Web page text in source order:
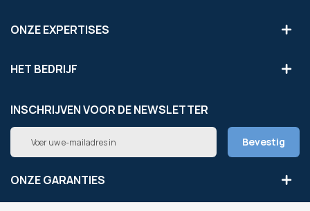
ONZE EXPERTISES
HET BEDRIJF
INSCHRIJVEN VOOR DE NEWSLETTER
Abonneer
op
onze
nieuwsbrief
Bevestig
ONZE GARANTIES